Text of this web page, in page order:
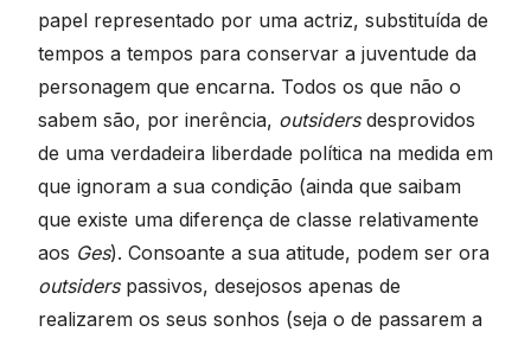
papel representado por uma actriz, substituída de
tempos a tempos para conservar a juventude da
personagem que encarna. Todos os que não o
sabem são, por inerência, outsidersdesprovidos
de uma verdadeira liberdade política na medida em
que ignoram a sua condição (ainda que saibam
que existe uma diferença de classe relativamente
aos Ges). Consoante a sua atitude, podem ser ora
outsiderspassivos, desejosos apenas de
realizarem os seus sonhos (seja o de passarem a